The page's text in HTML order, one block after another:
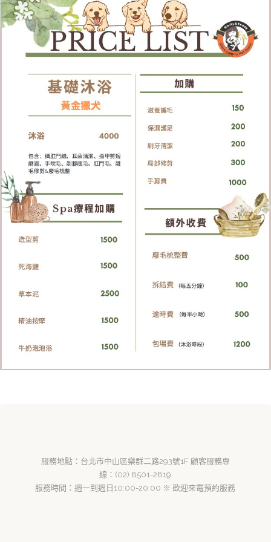
服務地點：台北市中山區樂群二路293號1F 顧客服務專
線：(02) 8501-2819
服務時間：週一到週日10:00-20:00 ※ 歡迎來電預約服務